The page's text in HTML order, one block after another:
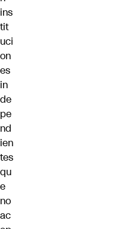
ins
tit
uci
on
es
in
de
pe
nd
ien
tes
qu
e
no
ac